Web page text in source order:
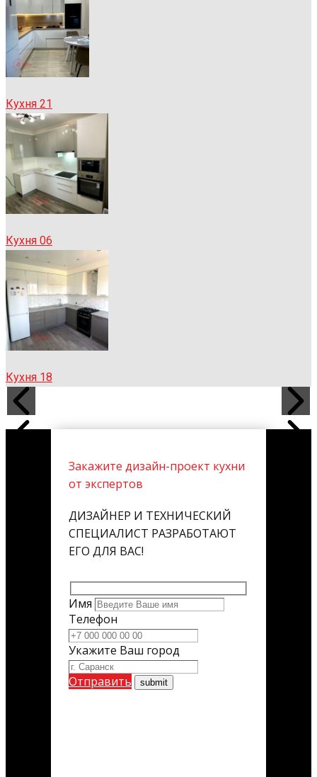
Кухня 21
Кухня 06
Кухня 18
Закажите дизайн-проект кухни
от экспертов
ДИЗАЙНЕР И ТЕХНИЧЕСКИЙ
СПЕЦИАЛИСТ РАЗРАБОТАЮТ
ЕГО ДЛЯ ВАС!
Имя
Телефон
Укажите Ваш город
Отправить